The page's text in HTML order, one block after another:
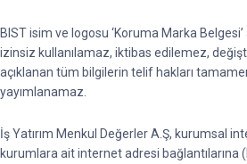
BIST isim ve logosu ‘Koruma Marka
izinsiz kullanılamaz, iktibas edilemez,
açıklanan tüm bilgilerin telif hakları
yayımlanamaz.
İş Yatırım Menkul Değerler A.Ş, kurumsal
kurumlara ait internet adresi bağlantılarına